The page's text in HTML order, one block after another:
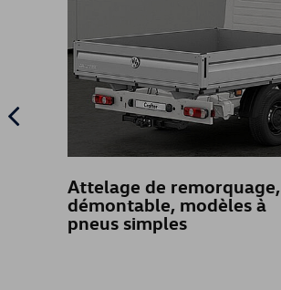
Attelage de remorquage,
démontable, modèles à
pneus simples